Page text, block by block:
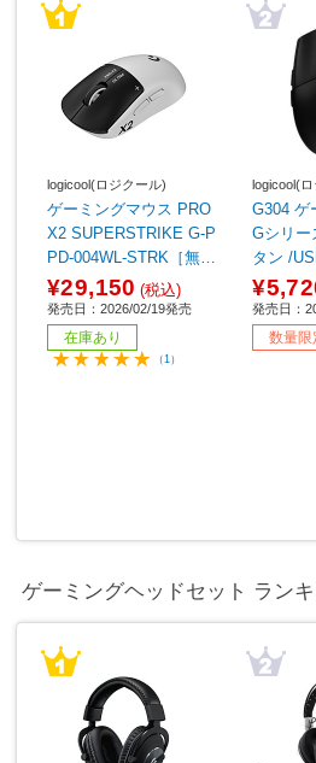
logicool(ロジクール)
ゲーミングマウス PRO
X2 SUPERSTRIKE G-P
PD-004WL-STRK［無線
(ワイヤレス) /5ボタン /U
SB ］
¥29,150 (税込)
発売日：2026/02/19発売
在庫あり
（1）
logicool(
G304 ゲ
Gシリー
タン /
レス)] 【
発売日：
数量限
ゲーミングヘッドセット ラン